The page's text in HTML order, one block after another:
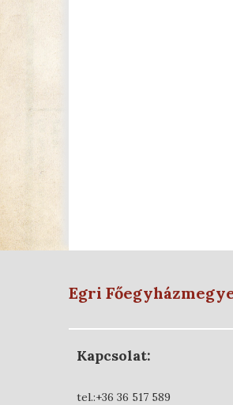
Egri
Kapcsolat:
tel.:+36 36 517 589